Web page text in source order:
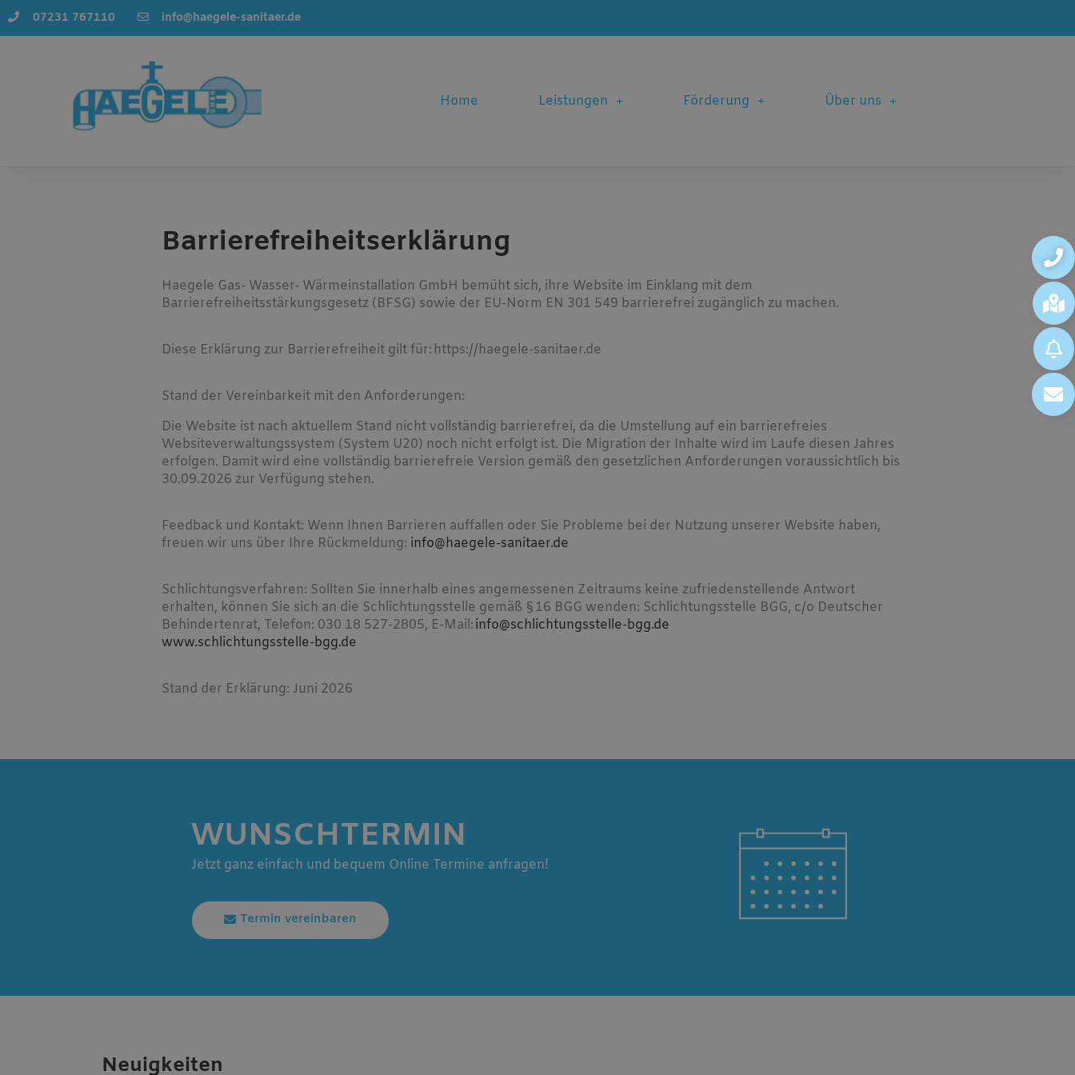
07231 767110 info@haegele-sanitaer.de
Home Leistungen Förderung Über uns
Barrierefreiheitserklärung
Haegele Gas- Wasser- Wärmeinstallation GmbH bemüht sich, ihre Website im Einklang mit dem
Barrierefreiheitsstärkungsgesetz (BFSG) sowie der EU-Norm EN 301 549 barrierefrei zugänglich zu machen.
Diese Erklärung zur Barrierefreiheit gilt für: https://haegele-sanitaer.de
Stand der Vereinbarkeit mit den Anforderungen:
Die Website ist nach aktuellem Stand nicht vollständig barrierefrei, da die Umstellung auf ein barrierefreies
Websiteverwaltungssystem (System U20) noch nicht erfolgt ist. Die Migration der Inhalte wird im Laufe diesen Jahres
erfolgen. Damit wird eine vollständig barrierefreie Version gemäß den gesetzlichen Anforderungen voraussichtlich bis
30.09.2026 zur Verfügung stehen.
Feedback und Kontakt: Wenn Ihnen Barrieren auffallen oder Sie Probleme bei der Nutzung unserer Website haben,
freuen wir uns über Ihre Rückmeldung: info@haegele-sanitaer.de
Schlichtungsverfahren: Sollten Sie innerhalb eines angemessenen Zeitraums keine zufriedenstellende Antwort
erhalten, können Sie sich an die Schlichtungsstelle gemäß § 16 BGG wenden: Schlichtungsstelle BGG, c/o Deutscher
Behindertenrat, Telefon: 030 18 527-2805, E-Mail:info@schlichtungsstelle-bgg.de
www.schlichtungsstelle-bgg.de
Stand der Erklärung: Juni 2026
WUNSCHTERMIN
Jetzt ganz einfach und bequem Online Termine anfragen!
Termin vereinbaren
Neuigkeiten